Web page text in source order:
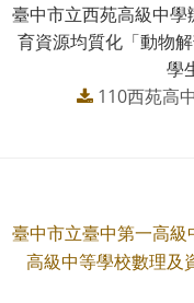
臺中市立西苑高級中
育資源均質化「動物
學
110西苑高
臺中市立臺中第一高
高級中等學校數理及